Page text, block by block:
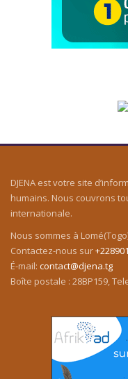
DJENA est votre site
humains. Nous couvrons
internationale.
Nous sommes à
Contactez-nous sur
É-mail: contact@djena.tg
Boîte postale : 28BP159,